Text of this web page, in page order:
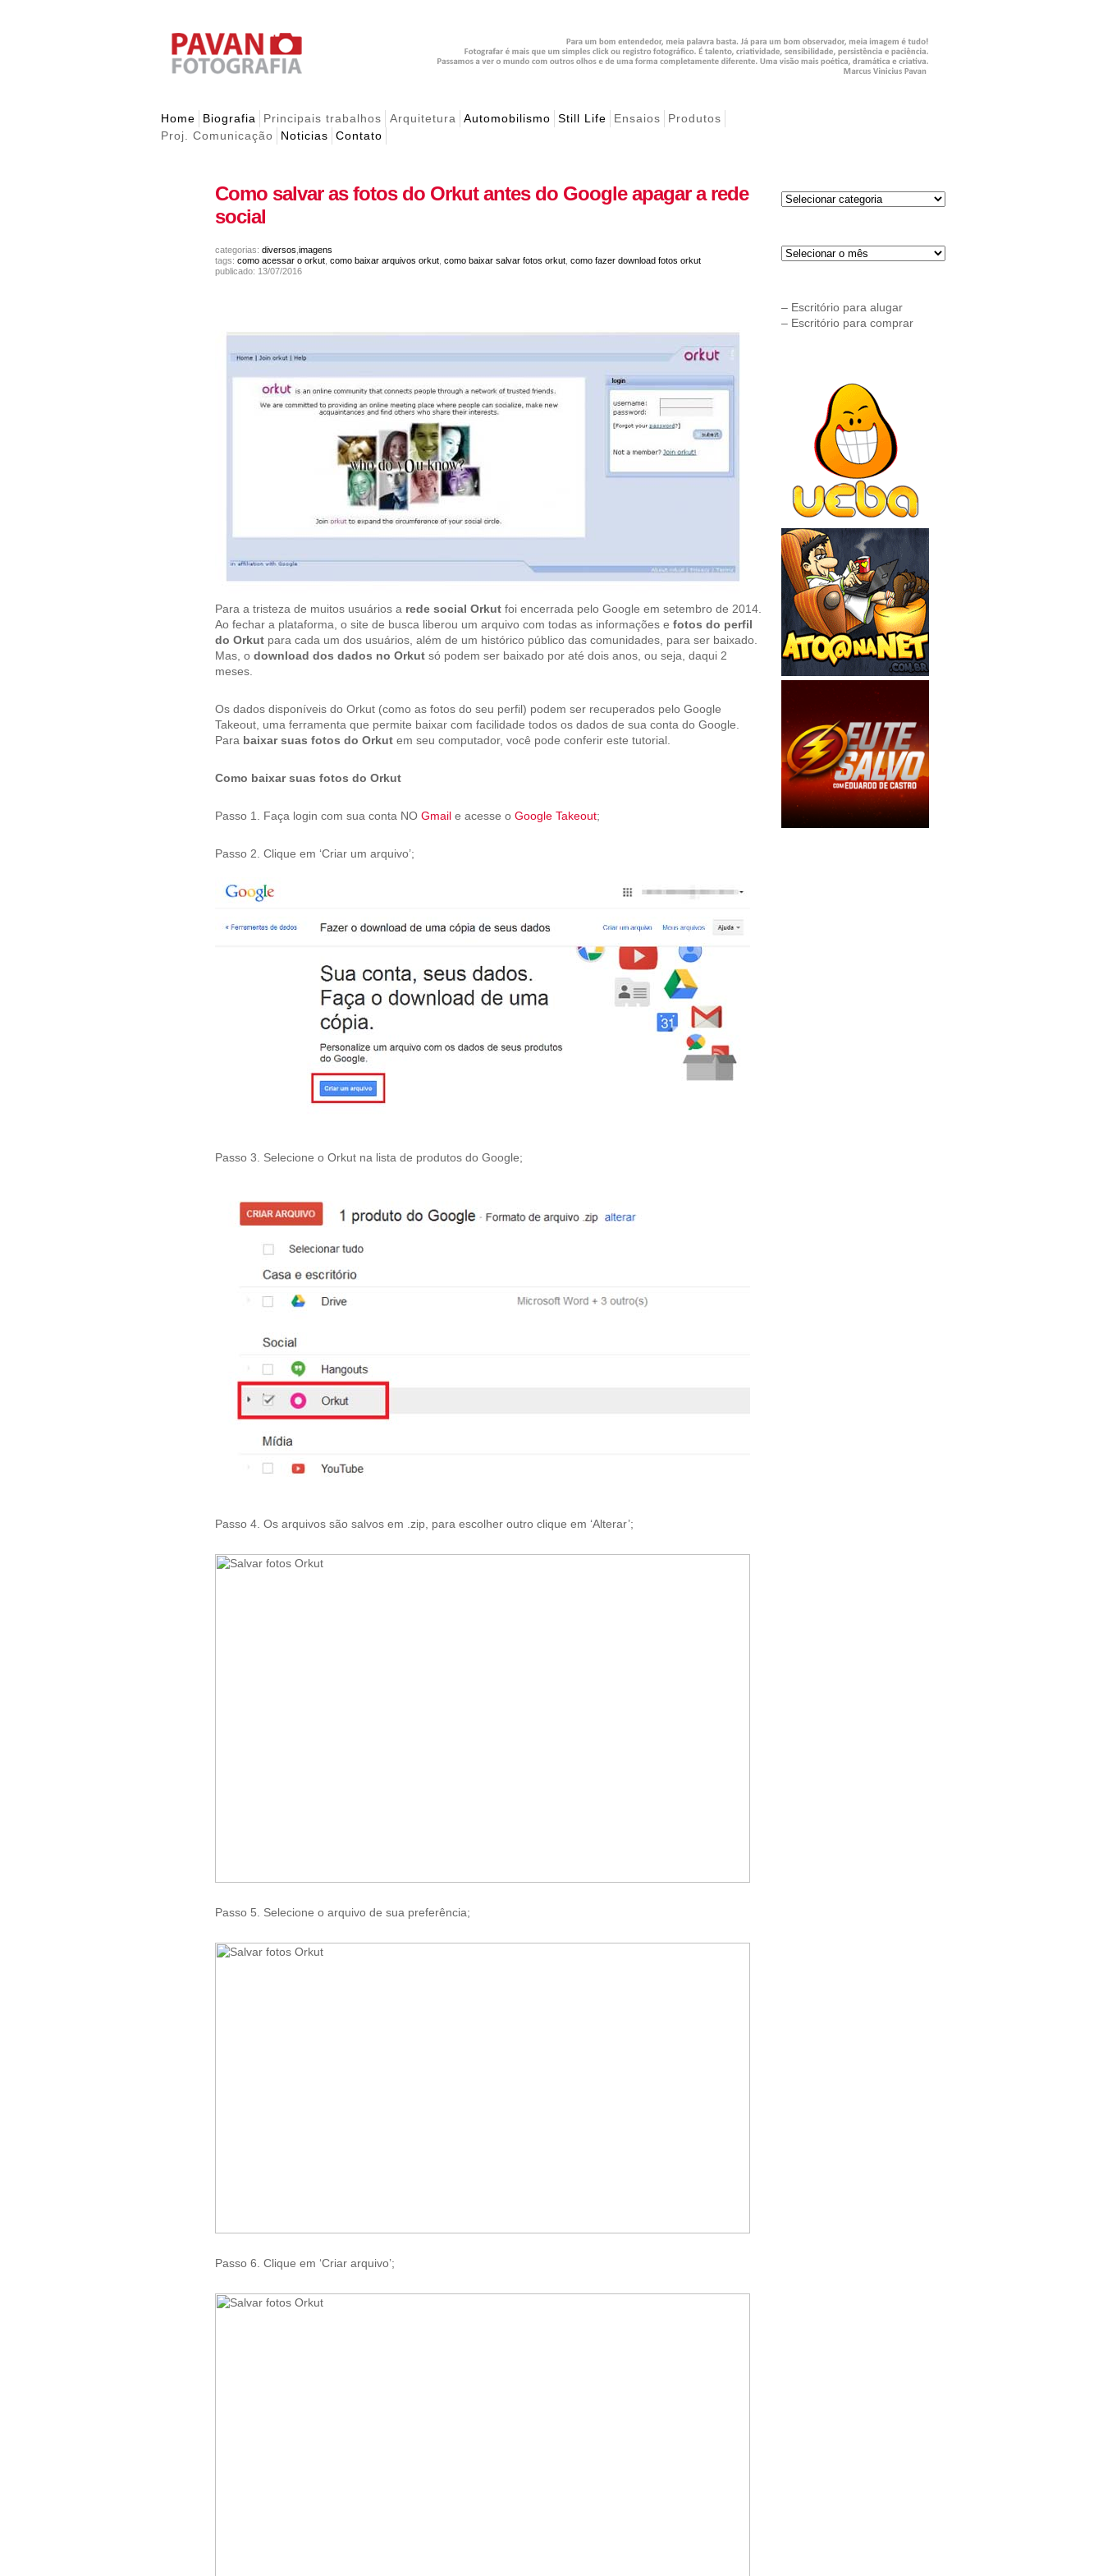
Home Biografia Principais trabalhos Arquitetura Automobilismo Still Life Ensaios
Produtos
Proj. Comunicação
Noticias Contato
Como salvar as fotos do Orkut antes do Google apagar a rede
social
categorias: diversos imagens
tags: como acessar o orkut como baixar arquivos orkut como baixar salvar fotos orkut como fazer download fotos orkut
publicado: 13/07/2016
Para a tristeza de muitos usuários a rede social Orkut foi encerrada pelo Google em setembro de 2014.
Ao fechar a plataforma, o site de busca liberou um arquivo com todas as informações e fotos do perfil
do Orkut para cada um dos usuários, além de um histórico público das comunidades, para ser baixado.
Mas, o download dos dados no Orkut só podem ser baixado por até dois anos, ou seja, daqui 2
meses.
Os dados disponíveis do Orkut (como as fotos do seu perfil) podem ser recuperados pelo Google
Takeout, uma ferramenta que permite baixar com facilidade todos os dados de sua conta do Google.
Para baixar suas fotos do Orkut em seu computador, você pode conferir este tutorial.
Como baixar suas fotos do Orkut
Passo 1. Faça login com sua conta NO Gmail e acesse o Google Takeout;
Passo 2. Clique em ‘Criar um arquivo’;
Passo 3. Selecione o Orkut na lista de produtos do Google;
Passo 4. Os arquivos são salvos em .zip, para escolher outro clique em ‘Alterar’;
Passo 5. Selecione o arquivo de sua preferência;
Passo 6. Clique em ‘Criar arquivo’;
Categorias
Arquivos
– Escritório para alugar
– Escritório para comprar